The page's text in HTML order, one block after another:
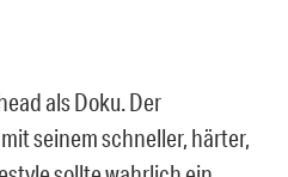
als Doku. Der
seinem schneller, härter,